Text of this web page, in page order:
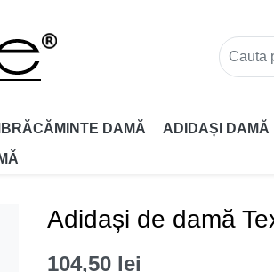
DAMĂ ADIDAȘI DAMĂ
Adidași de damă
104,50 lei